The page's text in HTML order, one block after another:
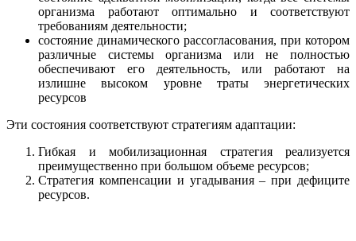
организма работают оптимально и соответствуют
требованиям деятельности;
состояние динамического рассогласования, при котором
различные системы организма или не полностью
обеспечивают его деятельность, или работают на
излишне высоком уровне траты энергетических
ресурсов
Эти состояния соответствуют стратегиям адаптации:
Гибкая и мобилизационная стратегия реализуется
преимущественно при большом объеме ресурсов;
Стратегия компенсации и угадывания – при дефиците
ресурсов.